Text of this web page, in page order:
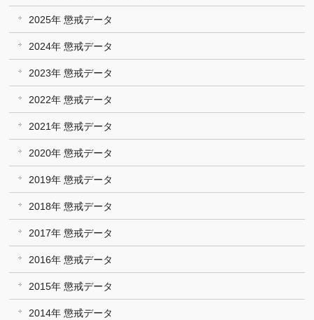
2025年 懲戒データ
2024年 懲戒データ
2023年 懲戒データ
2022年 懲戒データ
2021年 懲戒データ
2020年 懲戒データ
2019年 懲戒データ
2018年 懲戒データ
2017年 懲戒データ
2016年 懲戒データ
2015年 懲戒データ
2014年 懲戒データ